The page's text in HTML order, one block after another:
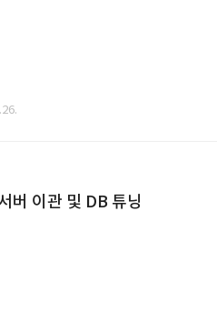
버 이관 및 DB 튜닝